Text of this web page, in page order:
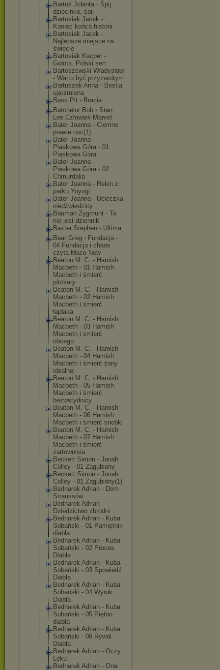
Bartoś Jolanta - Śpij,
dziecinko, śpij
Bartosiak Jacek -
Koniec końca historii
Bartosiak Jacek -
Najlepsze miejsce na
świecie
Bartosiak Kacper -
Gołota. Polski sen
Bartoszewski Władysław
- Warto być przyzwoitym
Bartuszek Anna - Bestia
ujarzmiona
Bass Pit - Bracia
Batchelor Bob - Stan
Lee.Człowiek Marvel
Bator Joanna - Ciemno
prawie noc(1)
Bator Joanna -
Piaskowa Góra - 01
Piaskowa Góra
Bator Joanna -
Piaskowa Góra - 02
Chmurdalia
Bator Joanna - Rekin z
parku Yoyogi
Bator Joanna - Ucieczka
niedźwiedzicy
Bauman Zygmunt - To
nie jest dziennik
Baxter Stephen - Ultima
Bear Greg - Fundacja -
04 Fundacja i chaos
czyta Maco New
Beaton M. C. - Hamish
Macbeth - 01 Hamish
Macbeth i śmierć
plotkary
Beaton M. C. - Hamish
Macbeth - 02 Hamish
Macbeth i śmierć
łajdaka
Beaton M. C. - Hamish
Macbeth - 03 Hamish
Macbeth i śmierć
obcego
Beaton M. C. - Hamish
Macbeth - 04 Hamish
Macbeth i śmierć żony
idealnej
Beaton M. C. - Hamish
Macbeth - 05 Hamish
Macbeth i śmierć
bezwstydnicy
Beaton M. C. - Hamish
Macbeth - 06 Hamish
Macbeth i śmierć snobki
Beaton M. C. - Hamish
Macbeth - 07 Hamish
Macbeth i śmierć
żartownisia
Beckett Simon - Jonah
Colley - 01 Zagubiony
Beckett Simon - Jonah
Colley - 01 Zagubiony(1)
Bednarek Adrian - Dom
Straussów
Bednarek Adrian -
Dziedzictwo zbrodni
Bednarek Adrian - Kuba
Sobański - 01 Pamiętnik
diabła
Bednarek Adrian - Kuba
Sobański - 02 Proces
Diabła
Bednarek Adrian - Kuba
Sobański - 03 Spowiedź
Diabła
Bednarek Adrian - Kuba
Sobański - 04 Wyrok
Diabła
Bednarek Adrian - Kuba
Sobański - 05 Piętno
diabła
Bednarek Adrian - Kuba
Sobański - 06 Rywal
Diabła
Bednarek Adrian - Oczy
Lęku
Bednarek Adrian - Ona